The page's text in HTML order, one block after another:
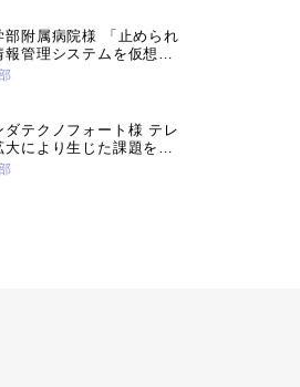
部附属病院様 「止められ
報管理システムを仮想統
と運用効率、安全性を
ダテクノフォート様 テレ
大により生じた課題を
複数ソリューションを